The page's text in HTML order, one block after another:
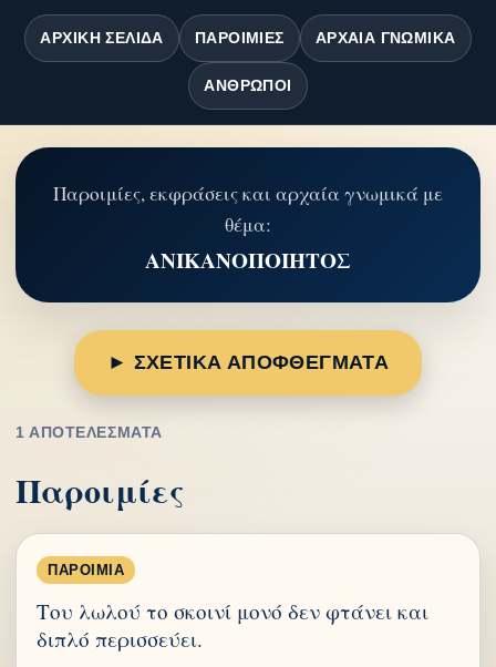
ΑΡΧΙΚΉ ΣΕΛΊΔΑ ΠΑΡΟΙΜΊΕΣ ΑΡΧΑΊΑ ΓΝΩΜΙΚΆ
ΆΝΘΡΩΠΟΙ
Παροιμίες, εκφράσεις και αρχαία γνωμικά με
θέμα:
ΑΝΙΚΑΝΟΠΟΙΗΤΟΣ
► ΣΧΕΤΙΚΑ ΑΠΟΦΘΕΓΜΑΤΑ
1 ΑΠΟΤΕΛΈΣΜΑΤΑ
Παροιμίες
ΠΑΡΟΙΜΊΑ
Του λωλού το σκοινί μονό δεν φτάνει και
διπλό περισσεύει.